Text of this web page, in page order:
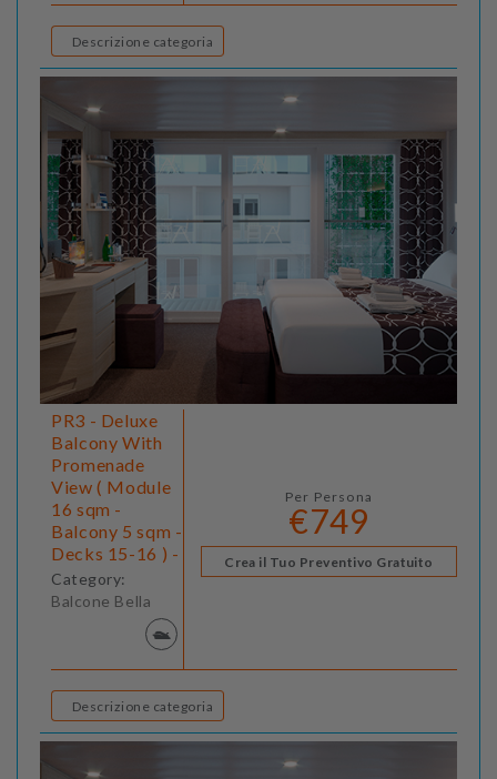
Descrizione categoria
PR3 - Deluxe
Balcony With
Promenade
View ( Module
16 sqm -
Balcony 5 sqm -
Decks 15-16 ) -
Category:
Balcone Bella
Per Persona
€749
Crea il Tuo Preventivo Gratuito
Descrizione categoria